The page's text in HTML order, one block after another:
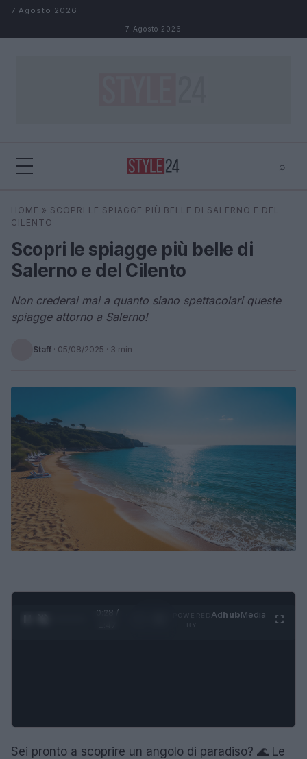
Salta al contenuto
7 Agosto 2026
7 Agosto 2026
⌕
Cerca ⌕
HOME » SCOPRI LE SPIAGGE PIÙ BELLE DI SALERNO E DEL
CILENTO
Scopri le spiagge più belle di
Salerno e del Cilento
Non crederai mai a quanto siano spettacolari queste
spiagge attorno a Salerno!
Staff · 05/08/2025 · 3 min
0:28 /
AdhubMedia
Sei pronto a scoprire un angolo di paradiso? 🌊 Le